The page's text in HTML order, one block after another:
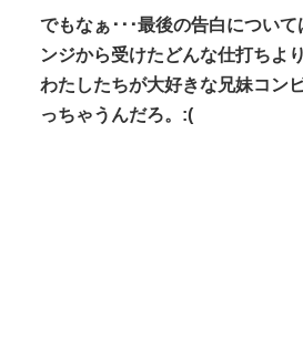
でもなぁ･･･最後の告白につい
ンジから受けたどんな仕打ちよ
わたしたちが大好きな兄妹コン
っちゃうんだろ。:(